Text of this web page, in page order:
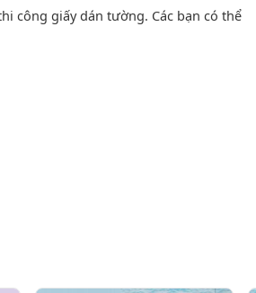
công giấy dán tường. Các bạn có thể